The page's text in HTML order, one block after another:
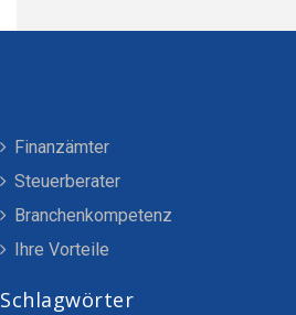
Finanzämter
Steuerberater
Branchenkompetenz
Ihre Vorteile
Schlagwörter